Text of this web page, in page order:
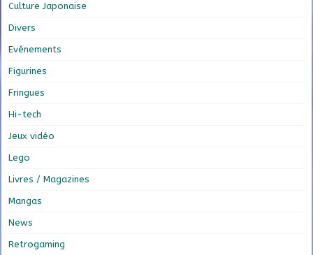
Culture Japonaise
Divers
Evénements
Figurines
Fringues
Hi-tech
Jeux vidéo
Lego
Livres / Magazines
Mangas
News
Retrogaming